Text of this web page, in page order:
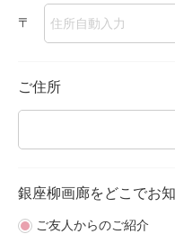
〒
ご住所
銀座柳画廊をどこでお
ご友人からのご紹介